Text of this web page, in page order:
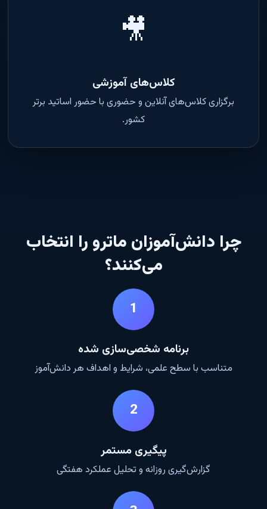
🎥
کلاس‌های آموزشی
برگزاری کلاس‌های آنلاین و حضوری با حضور اساتید برتر
کشور.
چرا دانش‌آموزان ماترو را انتخاب
می‌کنند؟
1
برنامه شخصی‌سازی شده
متناسب با سطح علمی، شرایط و اهداف هر دانش‌آموز
2
پیگیری مستمر
گزارش‌گیری روزانه و تحلیل عملکرد هفتگی